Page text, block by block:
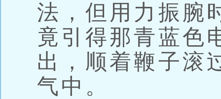
法，但用力振腕
竟引得那青蓝色
出，顺着鞭子滚
气中。